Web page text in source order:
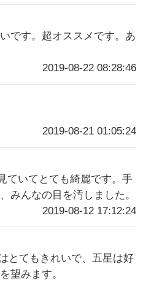
です。超オススメです。あ
2019-08-22 08:28:46
2019-08-21 01:05:24
ていてとても綺麗です。手
みんなの目を汚しました。
2019-08-12 17:12:24
とてもきれいで、五星は好
望みます。